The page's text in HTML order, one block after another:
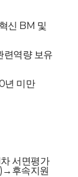
신 BM 및
련역량 보유
년 미만
서면평가
후속지원